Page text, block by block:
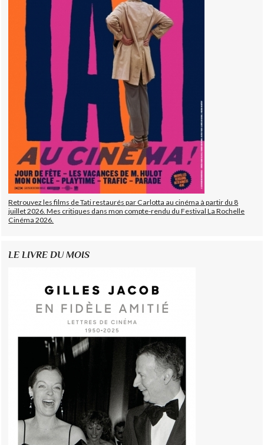
Retrouvez les films de Tati restaurés par Carlotta au cinéma à partir du 8
juillet 2026. Mes critiques dans mon compte-rendu du Festival La Rochelle
Cinéma 2026.
LE LIVRE DU MOIS